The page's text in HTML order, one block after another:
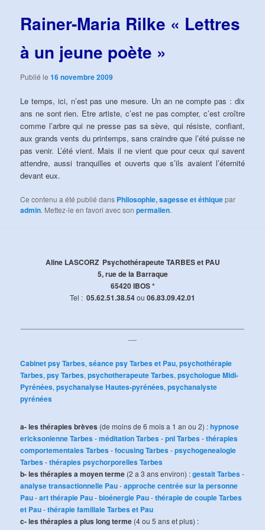
Rainer-Maria Rilke « Lettres
à un jeune poète »
Publié le16 novembre 2009
Le temps, ici, n’est pas une mesure. Un an ne compte pas : dix
ans ne sont rien. Etre artiste, c’est ne pas compter, c’est croître
comme l’arbre qui ne presse pas sa sève, qui résiste, confiant,
aux grands vents du printemps, sans craindre que l’été puisse ne
pas venir. L’été vient. Mais il ne vient que pour ceux qui savent
attendre, aussi tranquilles et ouverts que s’ils avaient l’éternité
devant eux.
Ce contenu a été publié dans Philosophie, sagesse et éthiquepar
admin. Mettez-le en favori avec sonpermalien.
Aline LASCORZ Psychothérapeute TARBES et PAU
5, rue de la Barraque
65420 IBOS *
Tel : 05.62.51.38.54ou 06.83.09.42.01
Cabinet psy Tarbes,séance psy Tarbes et Pau,psychothérapie
Tarbes,psy Tarbes,psychotherapeute Tarbes,psychologue Midi-
Pyrénées,psychanalyse Hautes-pyrénées,psychanalyste
pyrénées
a- les thérapies brèves (de moins de 6 mois a 1 an ou 2) :hypnose
ericksonienne Tarbes-méditation Tarbes-pnl Tarbes-thérapies
comportementales Tarbes-focusing Tarbes-psychogenealogie
Tarbes-thérapies psychorporelles Tarbes
b- les thérapies a moyen terme (2 a 3 ans environ) :gestalt Tarbes-
analyse transactionnelle Pau-approche centrée sur la personne
Pau-art thérapie Pau-bioénergie Pau-thérapie de couple Tarbes
et Pau-thérapie familiale Tarbes et Pau
c- les thérapies a plus long terme (4 ou 5 ans et plus) :